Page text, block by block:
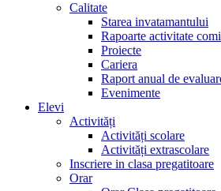
Calitate
Starea invatamantului
Rapoarte activitate
Proiecte
Cariera
Raport anual de
Evenimente
Elevi
Activități
Activități scolare
Activități extrascolare
Inscriere in clasa pregatitoare
Orar